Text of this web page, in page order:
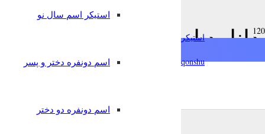
استیکرساز
qonshu@
استیکر اسم سال نو
اسم دونفره دختر و پسر
اسم دونفره دو دختر
دانلود استیکر اسم اشرف